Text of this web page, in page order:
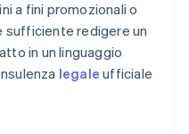
a fini promozionali o
sufficiente redigere un
in un linguaggio
legale ufficiale